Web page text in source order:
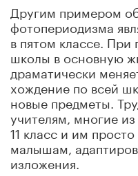
Другим примером
фотопериодизма
в пятом классе. При
школы в основную
драматически
хождение по всей
новые предметы.
учителям, многие
11 класс и им
малышам,
изложения.